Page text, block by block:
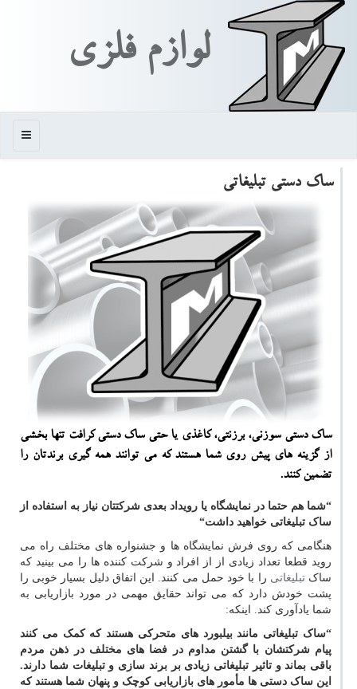
لوازم فلزی
منو
ساك دستی تبلیغاتی
ساك دستی سوزنی، برزنتی، كاغذی یا حتی ساك دستی كرافت تنها بخشی
از گزینه های پیش روی شما هستند كه می توانند همه گیری برندتان را
تضمین كنند.
“شما هم حتما در نمایشگاه یا رویداد بعدی شرکتتان نیاز به استفاده از
ساک تبلیغاتی خواهید داشت“
هنگامی که روی فرش نمایشگاه ها و جشنواره های مختلف راه می
روید قطعا تعداد زیادی از از افراد و شرکت کننده ها را می بینید که
ساکتبلیغاتی را با خود حمل می کنند. این اتفاق دلیل بسیار خوبی را
پشت خودش دارد که می تواند حقایق مهمی در مورد بازاریابی به
شما یادآوری کند. اینکه:
“ساک تبلیغاتی مانند بیلبورد های متحرکی هستند که کمک می کنند
پیام شرکتشان با گشتن مداوم در فضا های مختلف در ذهن مردم
باقی بماند و تاثیر تبلیغاتی زیادی بر برند سازی و تبلیغات شما دارند.
این ساک دستی ها مأمور های بازاریابی کوچک و پنهان شما هستند که